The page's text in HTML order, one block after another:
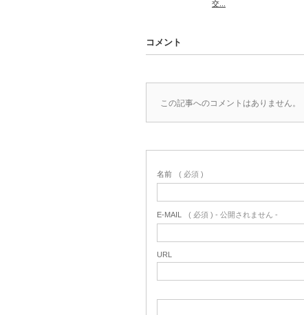
交...
コメント
この記事へのコメントはありません。
名前 ( 必須 )
E-MAIL ( 必須 ) - 公開されません -
URL